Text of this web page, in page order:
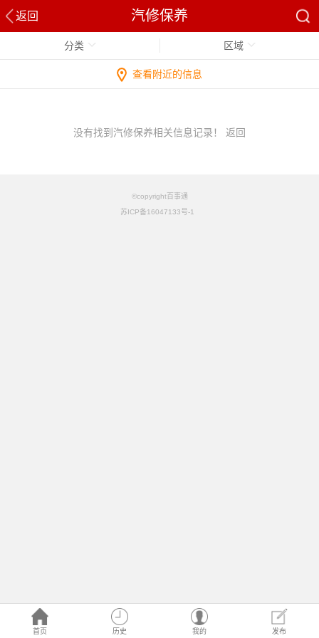
返回 汽修保养
首页 历史 我的 发布
分类 区域
查看附近的信息
没有找到汽修保养相关信息记录！ 返回
©copyright百事通
苏ICP备16047133号-1